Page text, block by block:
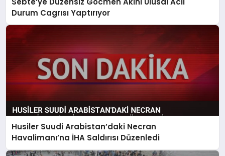
Durum Cagrısı Yaptırıyor
Husiler Suudi Arabistan’daki Necran
Havalimanı’na İHA Saldırısı Düzenledi